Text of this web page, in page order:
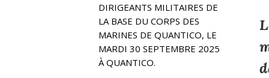
DIRIGEANTS MILITAIRES DE
LA BASE DU CORPS DES
MARINES DE QUANTICO, LE
MARDI 30 SEPTEMBRE 2025
À QUANTICO.